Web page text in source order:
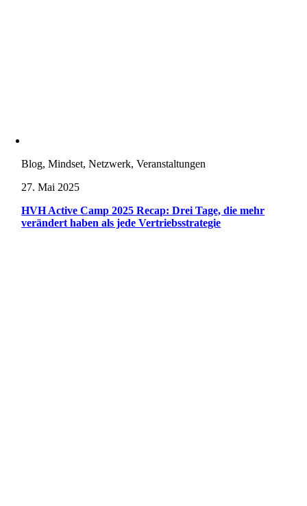
Blog, Mindset, Netzwerk, Veranstaltungen
27. Mai 2025
HVH Active Camp 2025 Recap: Drei Tage, die mehr
verändert haben als jede Vertriebsstrategie